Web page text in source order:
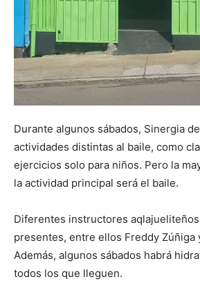
Durante algunos sábados, Sinergia
actividades distintas al baile, como
ejercicios solo para niños. Pero la
la actividad principal será el baile.
Diferentes instructores
presentes, entre ellos Freddy Zúñiga
Además, algunos sábados habrá
todos los que lleguen.